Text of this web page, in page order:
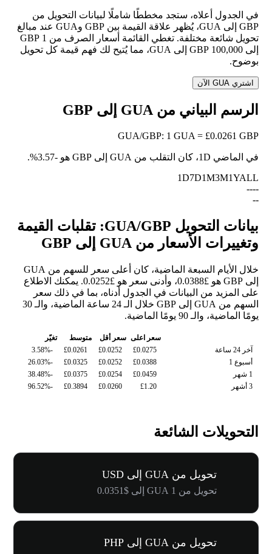
في الجدول أعلاه، ستجد مخططًا شاملًا لبيانات التحويل من
GBP إلى GUA، يُظهر علاقة القيمة بين GBP وGUA عند مبالغ
تحويل شائعة مختلفة. تغطي القائمة أسعار الصرف من 1 GBP
إلى 100,000 GBP إلى GUA، مما يُتيح لك فهم قيمة كل تحويل
بوضوح.
اشتري GUA الآن
الرسم البياني من GUA إلى GBP
GUA/GBP: 1 GUA = £0.0261 GBP
في الماضي 1D، كان التقلب من GUA إلى GBP هو -3.57%
.
1D7D1M3M1YALL
--
--
--
بيانات التحويل GUA/GBP: تقلبات القيمة
وتغييرات الأسعار من GUA إلى GBP
خلال الأيام السبعة الماضية، كان أعلى سعر للسهم من GUA
إلى GBP هو £0.0388، وأدنى سعر هو £0.0252. يمكنك الاطلاع
على المزيد من البيانات في الجدول أدناه، بما في ذلك سعر
السهم من GUA إلى GBP خلال الـ 24 ساعة الماضية، والـ 30
يومًا الماضية، والـ 90 يومًا الماضية.
سعر اعلى سعر أقل متوسط
تغيّر
آخر 24 ساعة
£0.0275
£0.0252
£0.0261
-3.58%
أسبوع 1
£0.0388
£0.0252
£0.0325
-26.03%
1 شهر
£0.0459
£0.0254
£0.0375
-38.48%
3 أشهر
£1.20
£0.0260
£0.3894
-96.52%
التحويلات الشائعة
تحويل من GUA إلى USD
تحويل من 1 GUA إلى $0.0351
تحويل من GUA إلى PHP